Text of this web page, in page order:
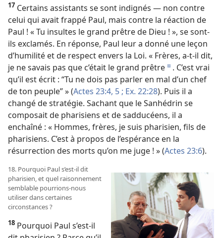
17 Certains assistants se sont indignés — non contre
celui qui avait frappé Paul, mais contre la réaction de
Paul ! « Tu insultes le grand prêtre de Dieu ! », se sont-
ils exclamés. En réponse, Paul leur a donné une leçon
d’humilité et de respect envers la Loi. « Frères, a-t-il dit,
je ne savais pas que c’était le grand prêtre d . C’est vrai
qu’il est écrit : “Tu ne dois pas parler en mal d’un chef
de ton peuple” » (Actes 23:4, 5 ; Ex. 22:28). Puis il a
changé de stratégie. Sachant que le Sanhédrin se
composait de pharisiens et de sadducéens, il a
enchaîné : « Hommes, frères, je suis pharisien, fils de
pharisiens. C’est à propos de l’espérance en la
résurrection des morts qu’on me juge ! » (Actes 23:6).
18. Pourquoi Paul s’est-il dit
pharisien, et quel raisonnement
semblable pourrions-nous
utiliser dans certaines
circonstances ?
18 Pourquoi Paul s’est-il